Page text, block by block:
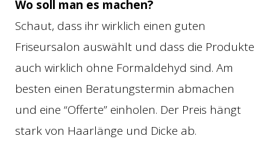
Wo soll man es machen?
Schaut, dass ihr wirklich einen guten
Friseursalon auswählt und dass die Produkte
auch wirklich ohne Formaldehyd sind. Am
besten einen Beratungstermin abmachen
und eine “Offerte” einholen. Der Preis hängt
stark von Haarlänge und Dicke ab.